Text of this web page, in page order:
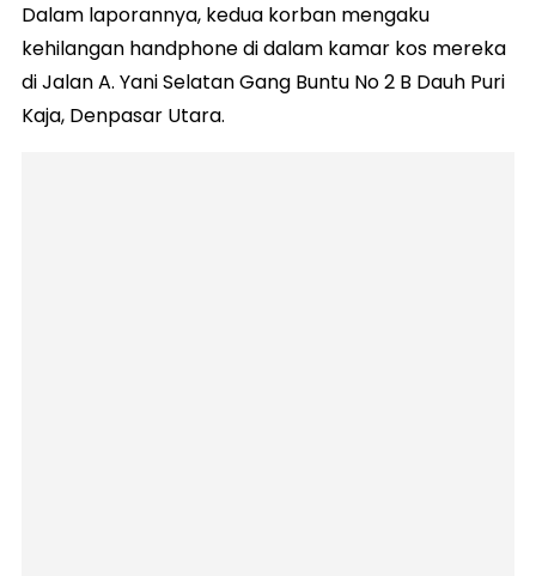
Dalam laporannya, kedua korban mengaku
kehilangan handphone di dalam kamar kos mereka
di Jalan A. Yani Selatan Gang Buntu No 2 B Dauh Puri
Kaja, Denpasar Utara.